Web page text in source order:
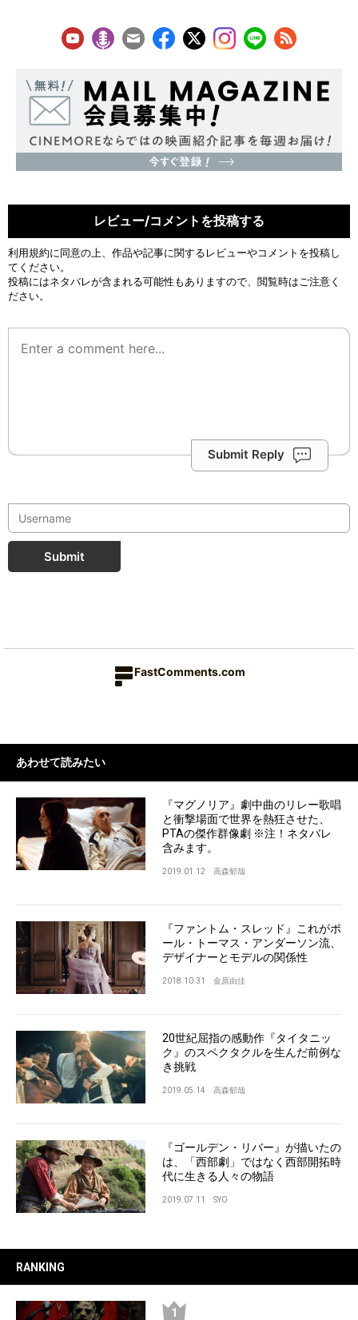
レビュー/コメントを投稿する
利用規約に同意の上、作品や記事に関するレビューやコメントを投稿し
てください。
投稿にはネタバレが含まれる可能性もありますので、閲覧時はご注意く
ださい。
Submit Reply
Submit
FastComments.com
あわせて読みたい
『マグノリア』劇中曲のリレー歌唱
と衝撃場面で世界を熱狂させた、
PTAの傑作群像劇 ※注！ネタバレ
含みます。
2019.01.12 高森郁哉
『ファントム・スレッド』これがポ
ール・トーマス・アンダーソン流、
デザイナーとモデルの関係性
2018.10.31 金原由佳
20世紀屈指の感動作『タイタニッ
ク』のスペクタクルを生んだ前例な
き挑戦
2019.05.14 高森郁哉
『ゴールデン・リバー』が描いたの
は、「西部劇」ではなく西部開拓時
代に生きる人々の物語
2019.07.11 SYO
RANKING